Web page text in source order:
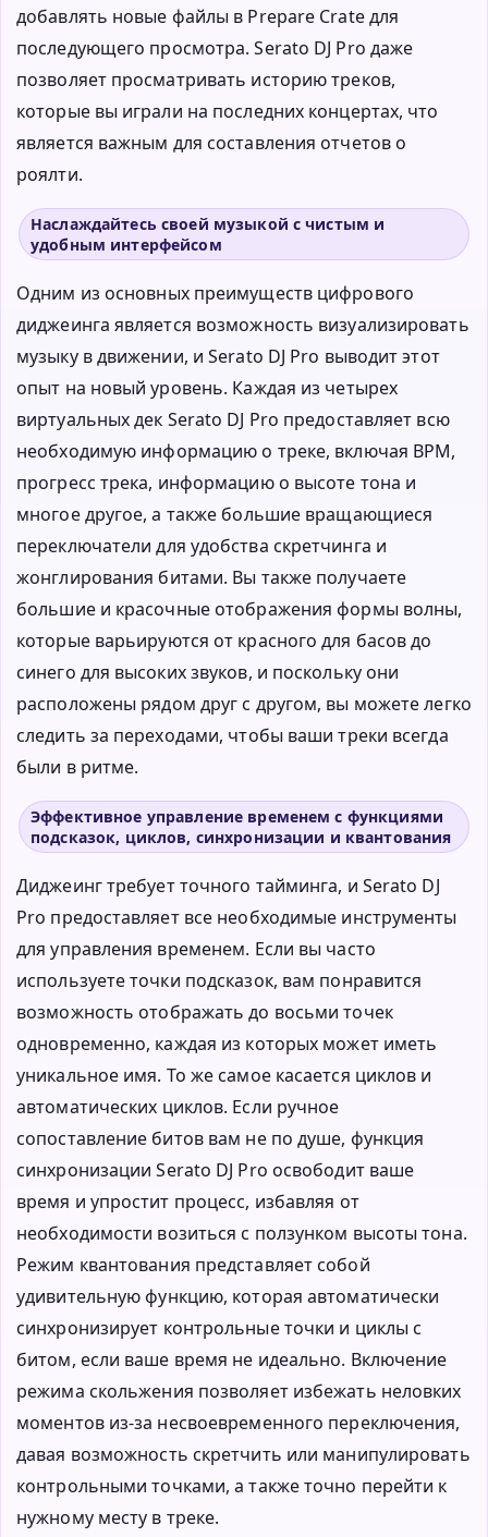
добавлять новые файлы в Prepare Crate для
последующего просмотра. Serato DJ Pro даже
позволяет просматривать историю треков,
которые вы играли на последних концертах, что
является важным для составления отчетов о
роялти.
Наслаждайтесь своей музыкой с чистым и
удобным интерфейсом
Одним из основных преимуществ цифрового
диджеинга является возможность визуализировать
музыку в движении, и Serato DJ Pro выводит этот
опыт на новый уровень. Каждая из четырех
виртуальных дек Serato DJ Pro предоставляет всю
необходимую информацию о треке, включая BPM,
прогресс трека, информацию о высоте тона и
многое другое, а также большие вращающиеся
переключатели для удобства скретчинга и
жонглирования битами. Вы также получаете
большие и красочные отображения формы волны,
которые варьируются от красного для басов до
синего для высоких звуков, и поскольку они
расположены рядом друг с другом, вы можете легко
следить за переходами, чтобы ваши треки всегда
были в ритме.
Эффективное управление временем с функциями
подсказок, циклов, синхронизации и квантования
Диджеинг требует точного тайминга, и Serato DJ
Pro предоставляет все необходимые инструменты
для управления временем. Если вы часто
используете точки подсказок, вам понравится
возможность отображать до восьми точек
одновременно, каждая из которых может иметь
уникальное имя. То же самое касается циклов и
автоматических циклов. Если ручное
сопоставление битов вам не по душе, функция
синхронизации Serato DJ Pro освободит ваше
время и упростит процесс, избавляя от
необходимости возиться с ползунком высоты тона.
Режим квантования представляет собой
удивительную функцию, которая автоматически
синхронизирует контрольные точки и циклы с
битом, если ваше время не идеально. Включение
режима скольжения позволяет избежать неловких
моментов из-за несвоевременного переключения,
давая возможность скретчить или манипулировать
контрольными точками, а также точно перейти к
нужному месту в треке.